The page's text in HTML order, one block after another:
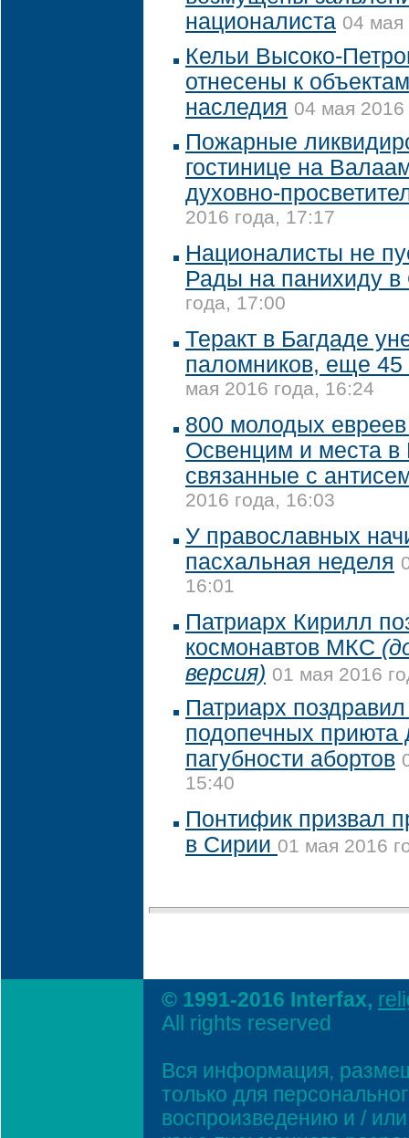
националиста 04 мая
Кельи Высоко-
отнесены к
наследия 04 мая 2016
Пожарные
гостинице на
духовно-
2016 года, 17:17
Националисты не
Рады на панихиду
года, 17:00
Теракт в Багдаде
паломников, еще 45
мая 2016 года, 16:24
800 молодых
Освенцим и места в
связанные с
2016 года, 16:03
У православных
пасхальная неделя
16:01
Патриарх Кирилл
космонавтов МКС
версия) 01 мая 2016
Патриарх
подопечных приюта
пагубности абортов
15:40
Понтифик призвал
в Сирии 01 мая 2016
© 1991-2016 Interfax,
All rights reserved
Вся информация,
только для
воспроизведению и /